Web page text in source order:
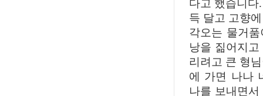
다고 했습니다
득 달고 고향
각오는 물거
낭을 짊어지
리려고 큰 형
에 가면 나나
나를 보내면